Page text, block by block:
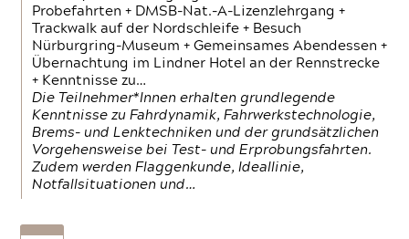
Probefahrten + DMSB-Nat.-A-Lizenzlehrgang +
Trackwalk auf der Nordschleife + Besuch
Nürburgring-Museum + Gemeinsames Abendessen +
Übernachtung im Lindner Hotel an der Rennstrecke
+ Kenntnisse zu…
Die Teilnehmer*Innen erhalten grundlegende
Kenntnisse zu Fahrdynamik, Fahrwerkstechnologie,
Brems- und Lenktechniken und der grundsätzlichen
Vorgehensweise bei Test- und Erprobungsfahrten.
Zudem werden Flaggenkunde, Ideallinie,
Notfallsituationen und…